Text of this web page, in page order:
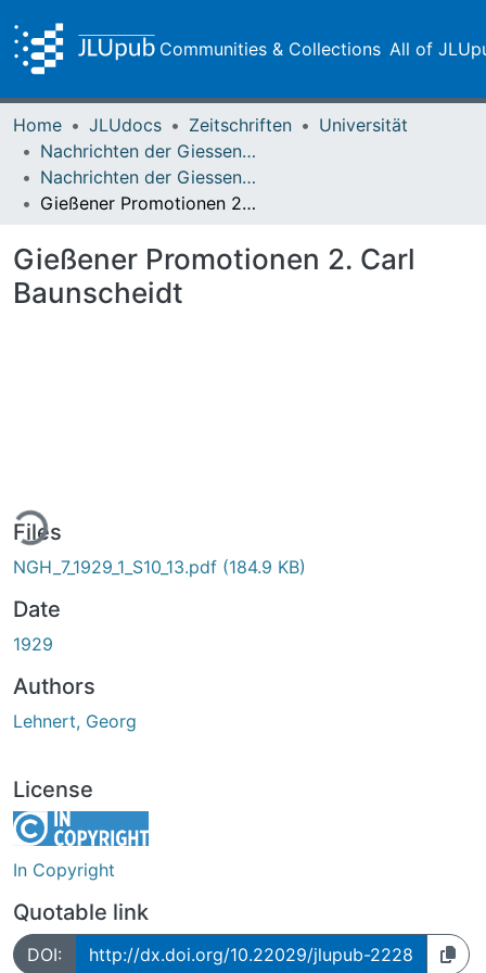
Communities & Collections All of
Home JLUdocs Zeitschriften
Universität
Nachrichten der Giessener Hochschulgesellschaft
Nachrichten der Giessener Hochschulgesellschaft Vol. 07 (1929) Heft 1
Gießener Promotionen 2. Carl Baunscheidt
Gießener Promotionen 2. Carl
Baunscheidt
Files
NGH_7_1929_1_S10_13.pdf (184.9 KB)
Date
1929
Authors
Lehnert, Georg
License
In Copyright
Quotable link
DOI: http://dx.doi.org/10.22029/jlupub-2228